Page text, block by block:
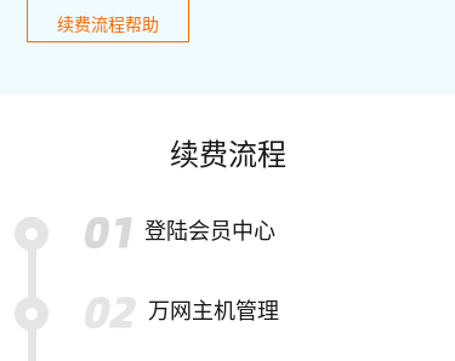
续费流程帮助
续费流程
登陆会员中心
万网主机管理